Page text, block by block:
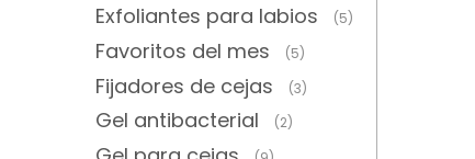
Exfoliantes para labios (5)
Favoritos del mes (5)
Fijadores de cejas (3)
Gel antibacterial (2)